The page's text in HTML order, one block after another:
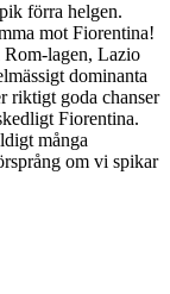
förra helgen.
mot Fiorentina!
Rom-lagen, Lazio
dominanta
riktigt goda chanser
Fiorentina.
många
om vi spikar